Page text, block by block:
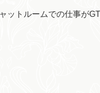
ットルームでの仕事が